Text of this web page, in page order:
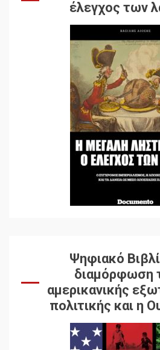
έλεγχος των
Ψηφιακό
διαμόρφωση
αμερικανικής
πολιτικής και η